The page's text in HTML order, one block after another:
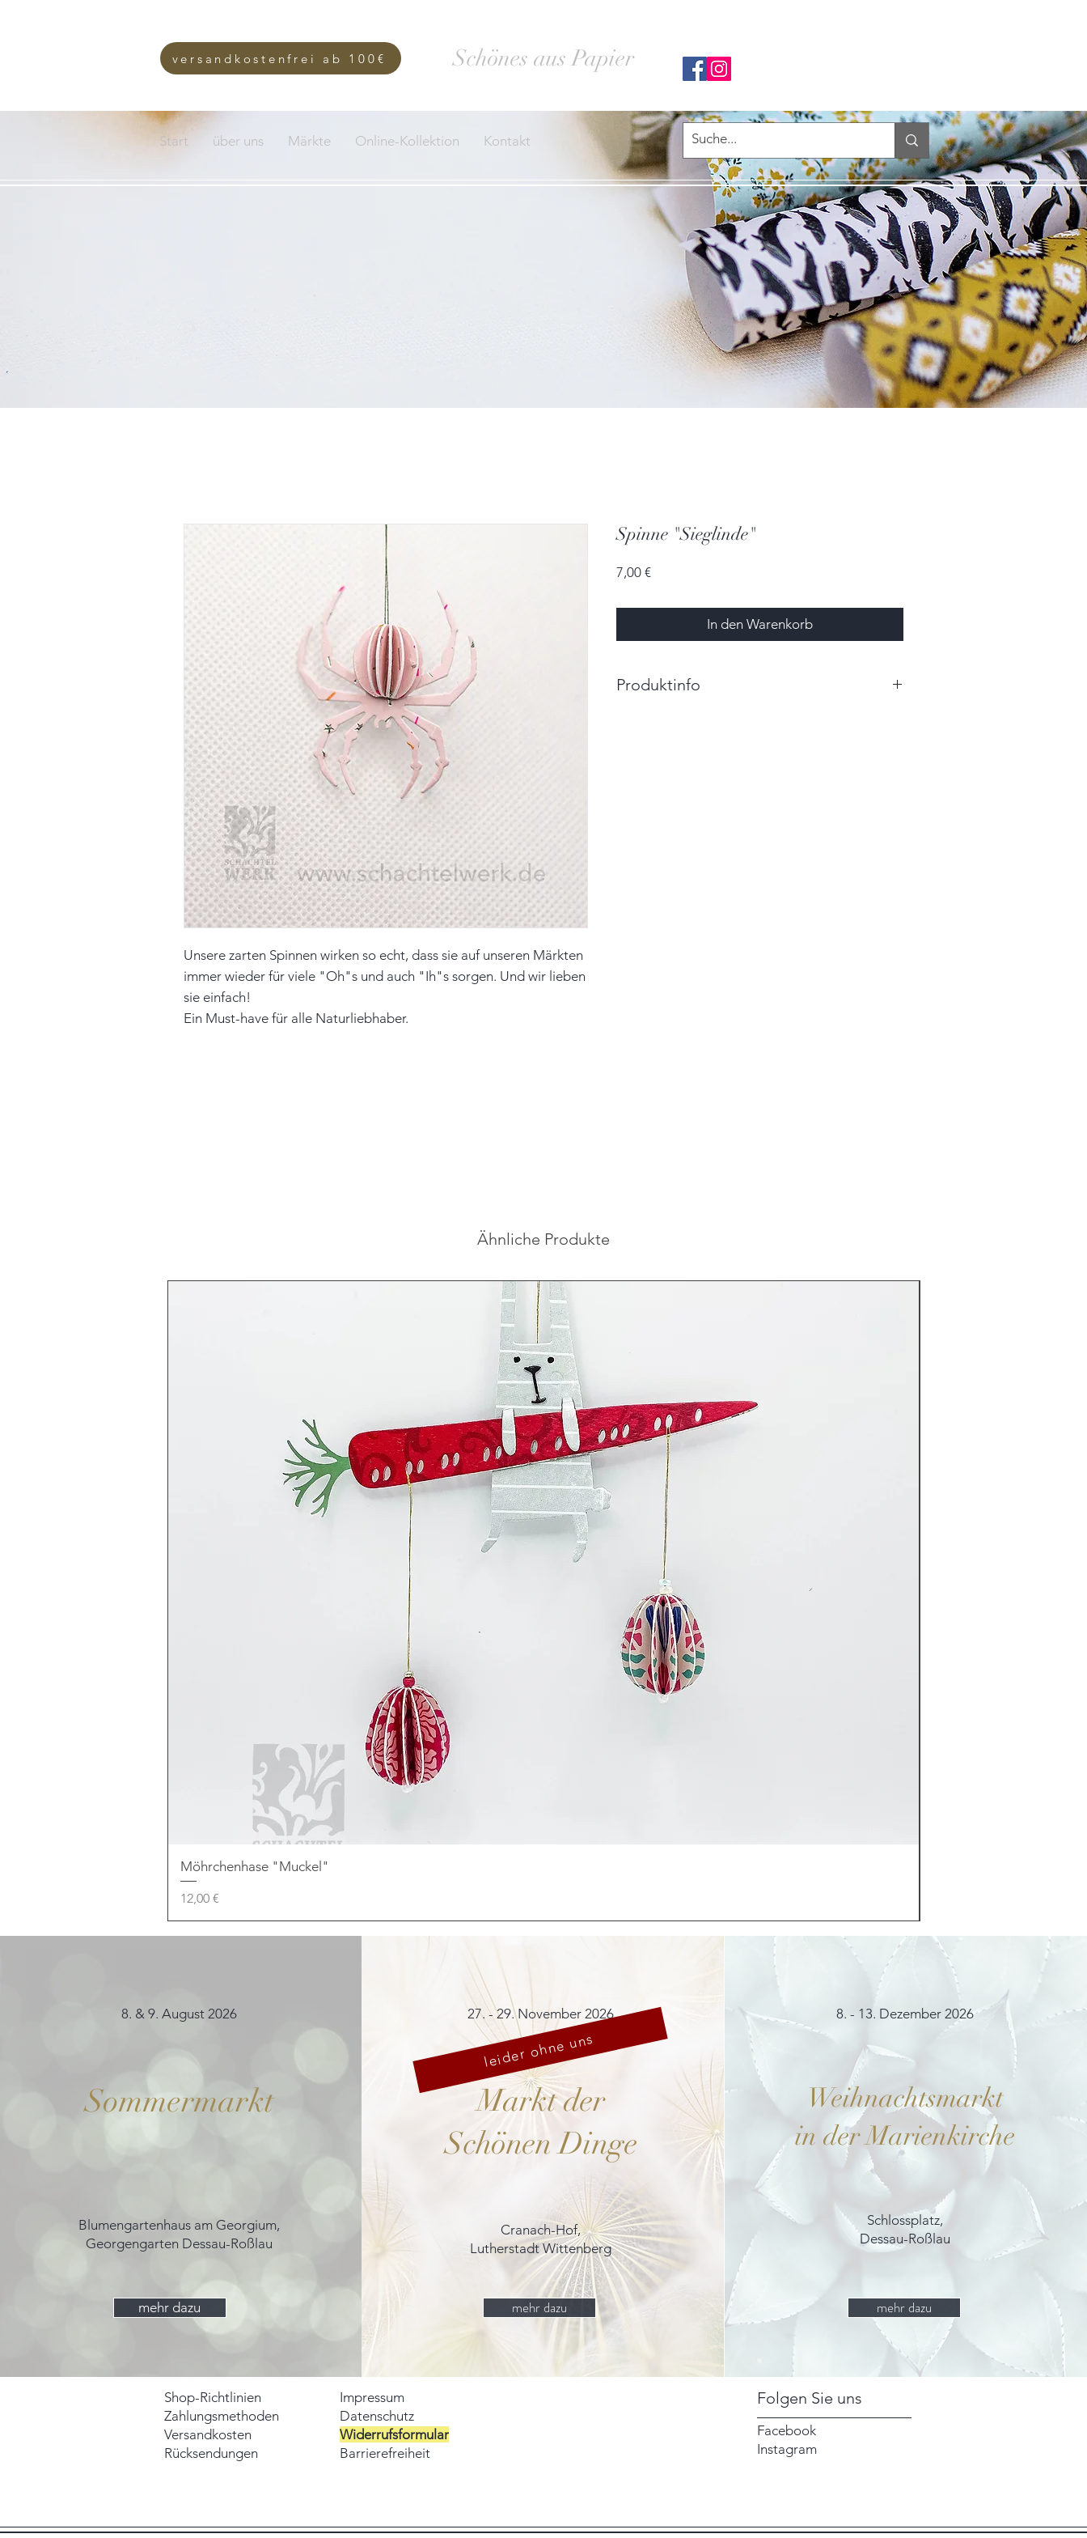
Schönes aus Papier
Start über uns Märkte Online-Kollektion Kontakt
versandkostenfrei ab 100€
Unsere zarten Spinnen wirken so echt, dass sie auf unseren Märkten
immer wieder für viele "Oh"s und auch "Ih"s sorgen. Und wir lieben
sie einfach!
Ein Must-have für alle Naturliebhaber.
Spinne "Sieglinde"
7,00 €Preis
In den Warenkorb
Produktinfo
Ähnliche Produkte
Möhrchenhase "Muckel"
Preis
12,00 €
8. & 9. August 2026
Sommermarkt
Blumengartenhaus am Georgium,
Georgengarten Dessau-Roßlau
mehr dazu
27. - 29. November 2026
Markt der
Schönen Dinge
Cranach-Hof,
Lutherstadt Wittenberg
leider ohne uns
mehr dazu
8. - 13. Dezember 2026
Weihnachtsmarkt
in der Marienkirche
Schlossplatz,
Dessau-Roßlau
mehr dazu
Shop-Richtlinien
Zahlungsmethoden
Versandkosten
Rücksendungen
Impressum
Datenschutz
Widerrufsformular
Barrierefreiheit
Folgen Sie uns
Facebook
Instagram